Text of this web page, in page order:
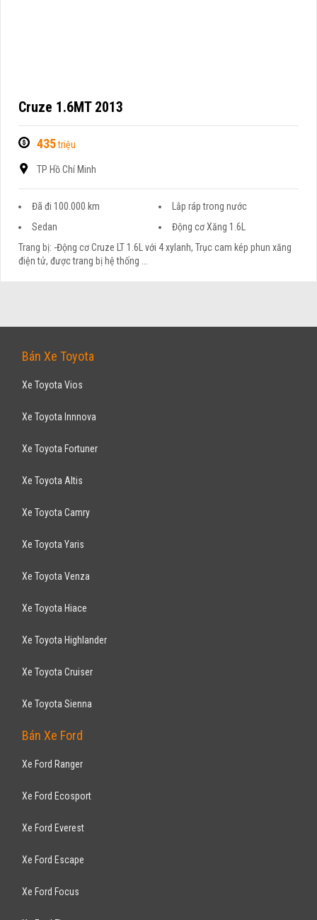
Cruze 1.6MT 2013
435triệu
TP Hồ Chí Minh
Đã đi 100.000 km
Lắp ráp trong nước
Sedan
Động cơ Xăng 1.6L
Trang bị: -Động cơ Cruze LT 1.6L với 4 xylanh, Trục cam kép phun xăng
điện tử, được trang bị hệ thống ...
Bán Xe Toyota
Xe Toyota Vios
Xe Toyota Innnova
Xe Toyota Fortuner
Xe Toyota Altis
Xe Toyota Camry
Xe Toyota Yaris
Xe Toyota Venza
Xe Toyota Hiace
Xe Toyota Highlander
Xe Toyota Cruiser
Xe Toyota Sienna
Bán Xe Ford
Xe Ford Ranger
Xe Ford Ecosport
Xe Ford Everest
Xe Ford Escape
Xe Ford Focus